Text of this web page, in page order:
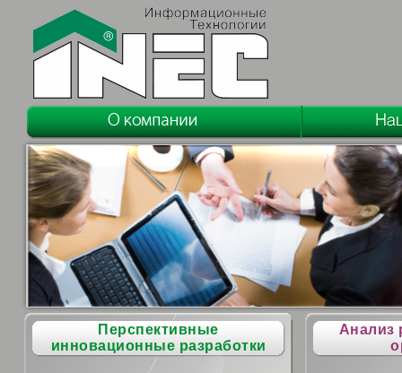
Перспективные
инновационные разработки
Анализ